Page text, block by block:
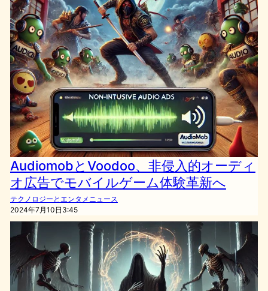
AudiomobとVoodoo、非侵入的オーディ
オ広告でモバイルゲーム体験革新へ
テクノロジーとエンタメニュース
2024年7月10日3:45